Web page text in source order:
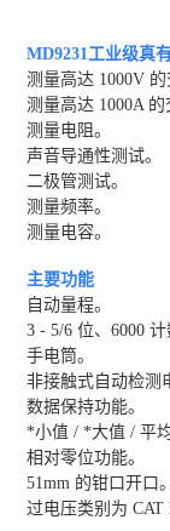
MD9231工业级真
测量高达 1000V
测量高达 1000A
测量电阻。
声音导通性测试。
二极管测试。
测量频率。
测量电容。
主要功能
自动量程。
3 - 5/6 位、6000
手电筒。
非接触式自动检测
数据保持功能。
*小值 / *大值 / 平
相对零位功能。
51mm 的钳口开口。
过电压类别为 CAT